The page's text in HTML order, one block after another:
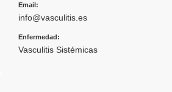
Email:
info@vasculitis.es
Enfermedad:
Vasculitis Sistémicas